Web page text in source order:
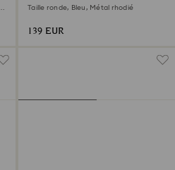
Taille ronde, Bleu, Métal rhodié
139 EUR